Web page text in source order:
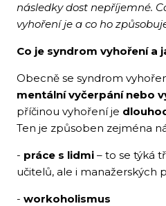
následky dost nepříjemné.
vyhoření je a co ho
Co je syndrom vyhoření a
Obecně se syndrom
mentální vyčerpání nebo
příčinou vyhoření je
Ten je způsoben zejména
- práce s lidmi – to se týká
učitelů, ale i manažerských
- workoholismus